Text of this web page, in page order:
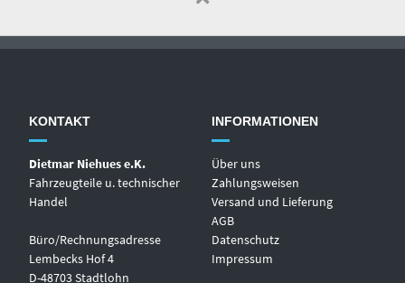
KONTAKT
Dietmar Niehues e.K.
Fahrzeugteile u. technischer
Handel
Büro/Rechnungsadresse
Lembecks Hof 4
D-48703 Stadtlohn
INFORMATIONEN
Über uns
Zahlungsweisen
Versand und Lieferung
AGB
Datenschutz
Impressum